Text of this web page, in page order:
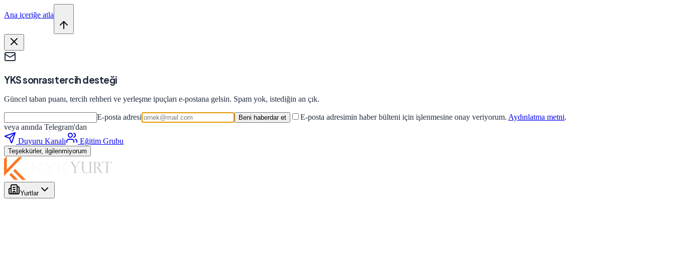
Ana içeriğe atla
YKS sonrası tercih desteği
Güncel taban puanı, tercih rehberi ve yerleşme ipuçları e-postana gelsin. Spam yok, istediğin an çık.
E-posta adresi Beni haberdar et E-posta adresimin haber bülteni için işlenmesine onay veriyorum. Aydınlatma metni.
veya anında Telegram'dan
Duyuru Kanalı
Eğitim Grubu
Teşekkürler, ilgilenmiyorum
Yurtlar